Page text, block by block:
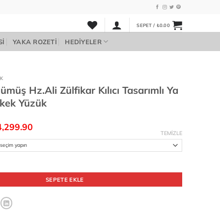
SEPET / ₺0.00
YAKA ROZETI HEDIYELER
Hz.Ali Zülfikar Kılıcı Tasarımlı Ya
Yüzük
Şu
fiyat:
₺4,299.90.
TEMIZLE
SEPETE EKLE